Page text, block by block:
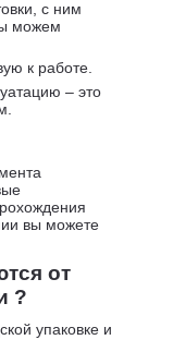
с ним
можем
к работе.
– это
вы можете
от
?
упаковке и